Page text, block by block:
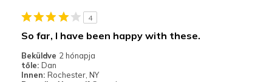
Travel
4
So far, I have been happy with these.
Beküldve 2 hónapja
tőle: Dan
Innen: Rochester, NY